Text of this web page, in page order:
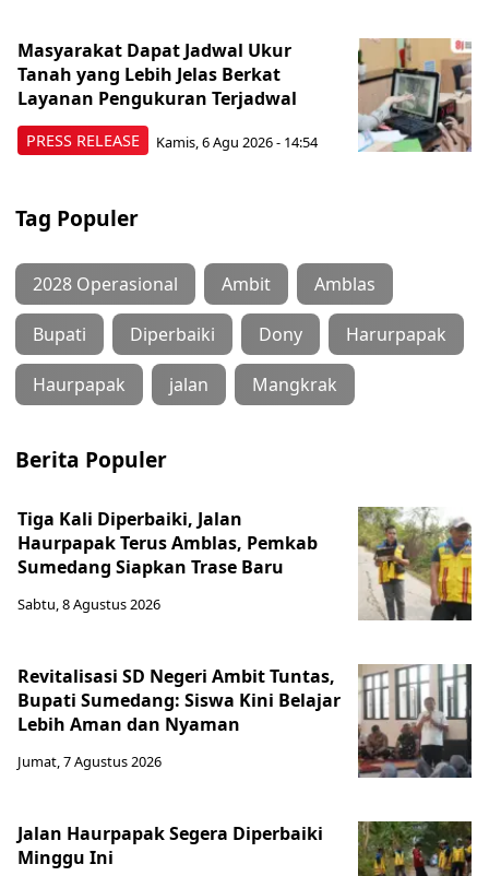
PRESS RELEASE
Masyarakat Dapat Jadwal Ukur
Tanah yang Lebih Jelas Berkat
Layanan Pengukuran Terjadwal
Kamis, 6 Agu 2026 - 14:54
Tag Populer
2028 Operasional Ambit Amblas
Bupati Diperbaiki Dony Harurpapak
Haurpapak jalan Mangkrak
Berita Populer
Tiga Kali Diperbaiki, Jalan
Haurpapak Terus Amblas, Pemkab
Sumedang Siapkan Trase Baru
Sabtu, 8 Agustus 2026
Revitalisasi SD Negeri Ambit Tuntas,
Bupati Sumedang: Siswa Kini Belajar
Lebih Aman dan Nyaman
Jumat, 7 Agustus 2026
Jalan Haurpapak Segera Diperbaiki
Minggu Ini